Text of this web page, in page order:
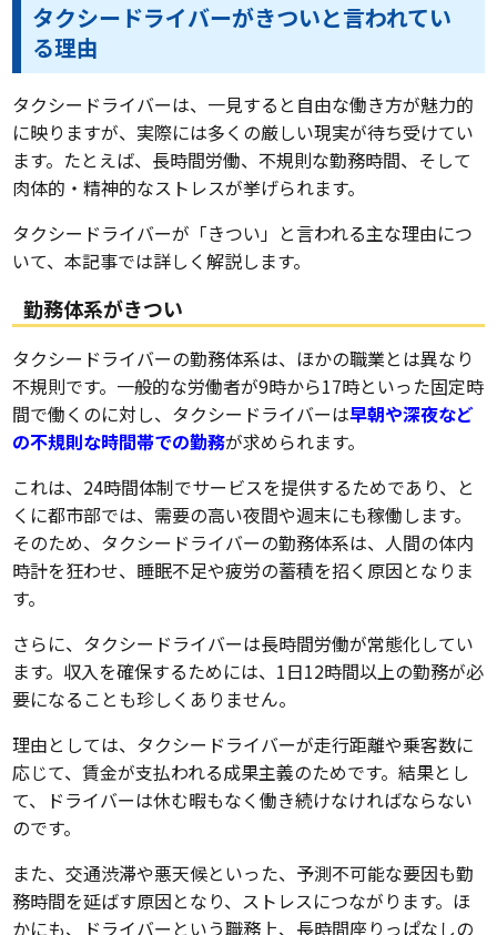
タクシードライバーがきついと言われてい
る理由
タクシードライバーは、一見すると自由な働き方が魅力的
に映りますが、実際には多くの厳しい現実が待ち受けてい
ます。たとえば、長時間労働、不規則な勤務時間、そして
肉体的・精神的なストレスが挙げられます。
タクシードライバーが「きつい」と言われる主な理由につ
いて、本記事では詳しく解説します。
勤務体系がきつい
タクシードライバーの勤務体系は、ほかの職業とは異なり
不規則です。一般的な労働者が9時から17時といった固定時
間で働くのに対し、タクシードライバーは早朝や深夜など
の不規則な時間帯での勤務が求められます。
これは、24時間体制でサービスを提供するためであり、と
くに都市部では、需要の高い夜間や週末にも稼働します。
そのため、タクシードライバーの勤務体系は、人間の体内
時計を狂わせ、睡眠不足や疲労の蓄積を招く原因となりま
す。
さらに、タクシードライバーは長時間労働が常態化してい
ます。収入を確保するためには、1日12時間以上の勤務が必
要になることも珍しくありません。
理由としては、タクシードライバーが走行距離や乗客数に
応じて、賃金が支払われる成果主義のためです。結果とし
て、ドライバーは休む暇もなく働き続けなければならない
のです。
また、交通渋滞や悪天候といった、予測不可能な要因も勤
務時間を延ばす原因となり、ストレスにつながります。ほ
かにも、ドライバーという職務上、長時間座りっぱなしの